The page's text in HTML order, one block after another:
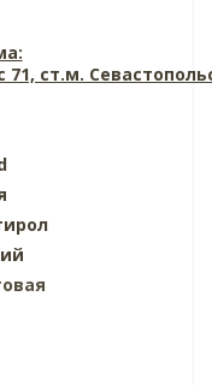
71, ст.м.